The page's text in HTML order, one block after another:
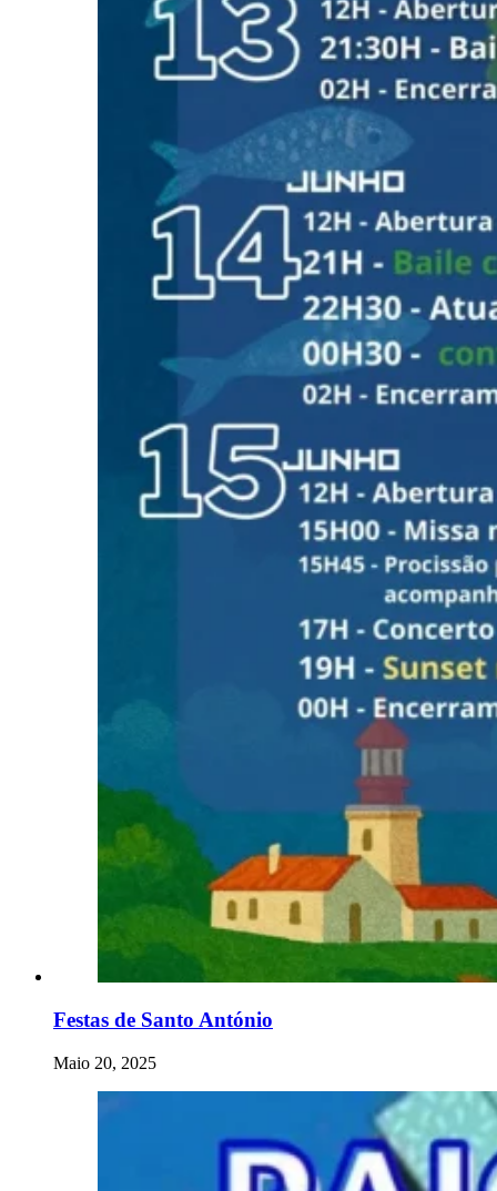
Festas de Santo António
Maio 20, 2025